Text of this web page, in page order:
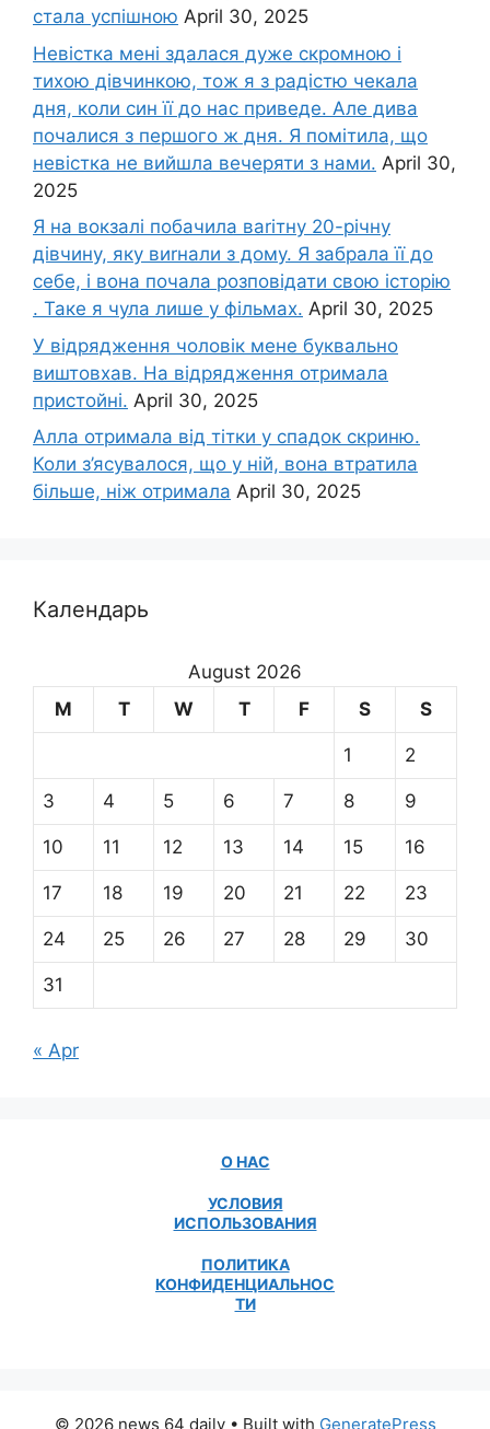
стала успішною April 30, 2025
Невістка мені здалася дуже скромною і
тихою дівчинкою, тож я з радістю чекала
дня, коли син її до нас приведе. Але дива
почалися з першого ж дня. Я помітила, що
невістка не вийшла вечеряти з нами. April 30,
2025
Я на вокзалі побачила ваrітну 20-річну
дівчину, яку виrнали з дому. Я забрала її до
себе, і вона почала розповідати свою історію
. Таке я чула лише у фільмах. April 30, 2025
У відрядження чоловік мене буквально
виштовхав. На відрядження отримала
пристойні. April 30, 2025
Алла отримала від тітки у спадок скриню.
Коли з’ясувалося, що у ній, вона втратила
більше, ніж отримала April 30, 2025
Календарь
August 2026
M
T W T F S S
1 2
3 4 5 6 7 8 9
10 11 12 13 14 15 16
17 18 19 20 21 22 23
24 25 26 27 28 29 30
31
« Apr
О НАС
УСЛОВИЯ
ИСПОЛЬЗОВАНИЯ
ПОЛИТИКА
КОНФИДЕНЦИАЛЬНОС
ТИ
© 2026 news 64 daily• Built with GeneratePress